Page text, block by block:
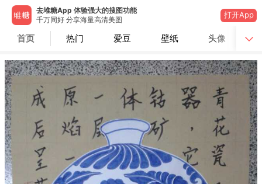
去堆糖App 体验强大的搜图功能
千万同好 分享海量高清美图
打开App
首页 热门 爱豆 壁纸 头像